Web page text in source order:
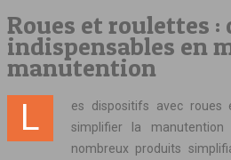
Roues et roulettes
indispensables en
manutention
Les dispositifs avec roues et roulettes permettent de
simplifier la manutention
nombreux produits